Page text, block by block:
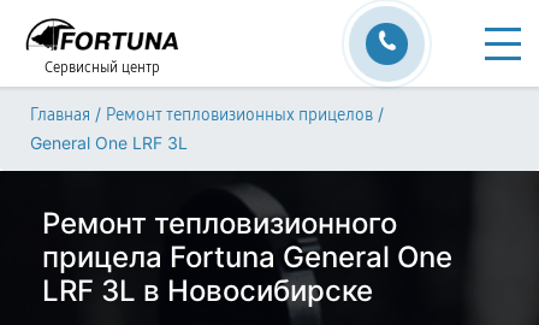
Сервисный центр
Главная / Ремонт тепловизионных прицелов /
General One LRF 3L
Ремонт тепловизионного
прицела Fortuna General One
LRF 3L в Новосибирске